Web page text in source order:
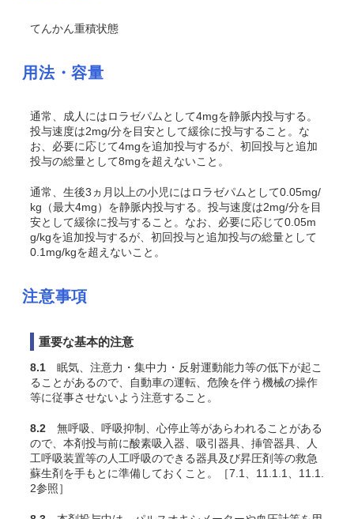
てんかん重積状態
用法・容量
通常、成人にはロラゼパムとして4mgを静脈内投与する。
投与速度は2mg/分を目安として緩徐に投与すること。な
お、必要に応じて4mgを追加投与するが、初回投与と追加
投与の総量として8mgを超えないこと。
通常、生後3ヵ月以上の小児にはロラゼパムとして0.05mg/
kg（最大4mg）を静脈内投与する。投与速度は2mg/分を目
安として緩徐に投与すること。なお、必要に応じて0.05m
g/kgを追加投与するが、初回投与と追加投与の総量として
0.1mg/kgを超えないこと。
注意事項
重要な基本的注意
8.1 眠気、注意力・集中力・反射運動能力等の低下が起こ
ることがあるので、自動車の運転、危険を伴う機械の操作
等に従事させないよう注意すること。
8.2 無呼吸、呼吸抑制、心停止等があらわれることがある
ので、本剤投与前に酸素吸入器、吸引器具、挿管器具、人
工呼吸装置等の人工呼吸のできる器具及び昇圧剤等の救急
蘇生剤を手もとに準備しておくこと。［7.1、11.1.1、11.1.
2参照］